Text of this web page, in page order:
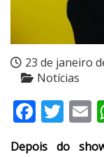
23 de janeiro
Notícias
Depois do